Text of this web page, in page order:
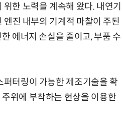
한 노력을 계속해 왔다. 내연기
진 내부의 기계적 마찰이 주된
에너지 손실을 줄이고, 부품 수
터링이 가능한 제조기술을 확
위에 부착하는 현상을 이용한